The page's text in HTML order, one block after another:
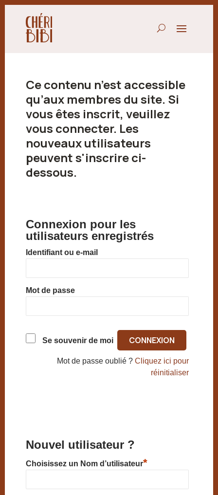
Ce contenu n’est accessible
qu’aux membres du site. Si
vous êtes inscrit, veuillez
vous connecter. Les
nouveaux utilisateurs
peuvent s'inscrire ci-
dessous.
Connexion pour les
utilisateurs enregistrés
Identifiant ou e-mail
Mot de passe
Se souvenir de moi
Mot de passe oublié ?Cliquez ici pour
réinitialiser
Nouvel utilisateur ?
Choisissez un Nom d’utilisateur*